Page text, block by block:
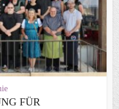
FÜR